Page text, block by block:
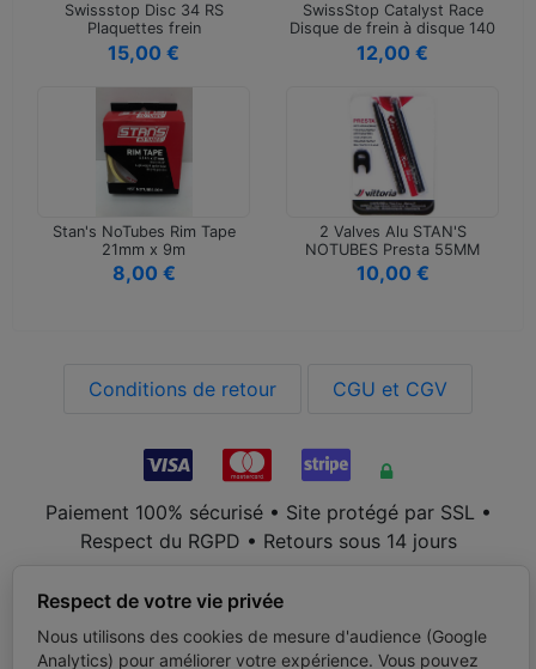
Respect de votre vie privée
Nous utilisons des cookies de mesure d'audience (Google
Analytics) pour améliorer votre expérience. Vous pouvez
Swissstop Disc 34 RS
Plaquettes frein
15,00 €
SwissStop Catalyst Race
Disque de frein à disque 140
mm
12,00 €
Stan's NoTubes Rim Tape
21mm x 9m
8,00 €
2 Valves Alu STAN'S
NOTUBES Presta 55MM
10,00 €
Conditions de retour CGU et CGV
Paiement 100% sécurisé • Site protégé par SSL •
Respect du RGPD • Retours sous 14 jours
DealExpress
est un site de la société
- RCS Saint-Étienne 841 405